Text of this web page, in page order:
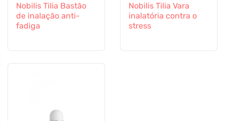
Nobilis Tilia Bastão
de inalação anti-
fadiga
Nobilis Tilia Vara
inalatória contra o
stress